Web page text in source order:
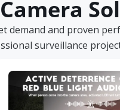
and proven
surveillance